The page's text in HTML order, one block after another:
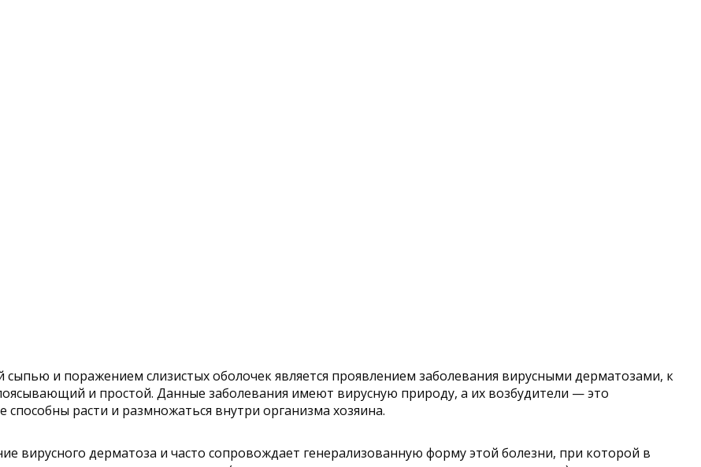
сыпью и поражением слизистых оболочек является проявлением заболевания вирусными дерматозами, к
и простой. Данные заболевания имеют вирусную природу, а их возбудители — это
расти и размножаться внутри организма хозяина.
вирусного дерматоза и часто сопровождает генерализованную форму этой болезни, при которой в